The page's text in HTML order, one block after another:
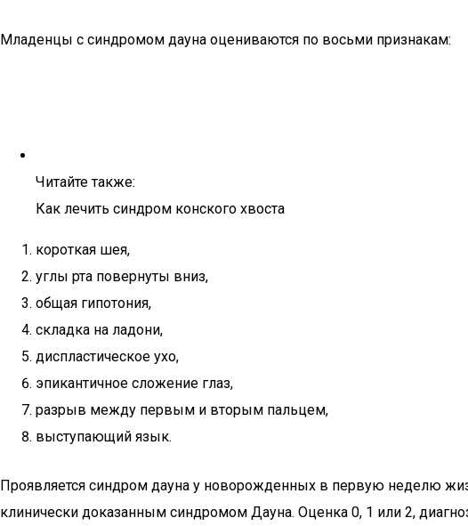
Младенцы с синдромом дауна оцениваются по восьми признакам:
Читайте также:
Как лечить синдром конского хвоста
короткая шея,
углы рта повернуты вниз,
общая гипотония,
складка на ладони,
диспластическое ухо,
эпикантичное сложение глаз,
разрыв между первым и вторым пальцем,
выступающий язык.
Проявляется синдром дауна у новорожденных в первую неделю
клинически доказанным синдромом Дауна. Оценка 0, 1 или 2,